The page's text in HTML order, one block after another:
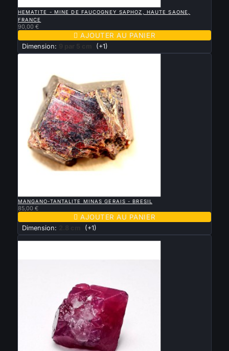
HEMATITE - MINE DE FAUCOGNEY SAPHOZ, HAUTE SAONE,
FRANCE
90,00 €
 AJOUTER AU PANIER
Dimension: 9 par 5 cm (+1)
MANGANO-TANTALITE MINAS GERAIS - BRESIL
85,00 €
 AJOUTER AU PANIER
Dimension: 2.8 cm (+1)